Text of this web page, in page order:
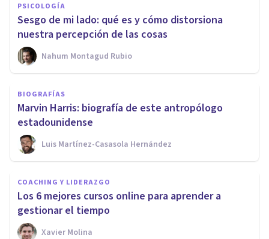
PSICOLOGÍA
Sesgo de mi lado: qué es y cómo distorsiona
nuestra percepción de las cosas
Nahum Montagud Rubio
BIOGRAFÍAS
Marvin Harris: biografía de este antropólogo
estadounidense
Luis Martínez-Casasola Hernández
COACHING Y LIDERAZGO
Los 6 mejores cursos online para aprender a
gestionar el tiempo
Xavier Molina